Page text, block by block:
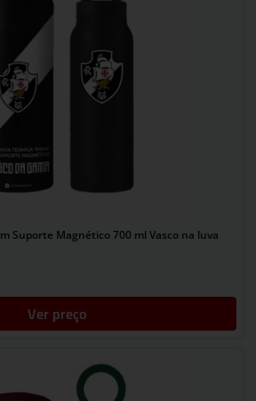
Suporte Magnético 700 ml Vasco na luva
Ver preço